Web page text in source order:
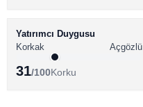
BİTCOİN HABERLERİ
ALTCOİN HABERLERİ
Yatırımcı Duygusu
Korkak
Açgözlü
31/100Korku